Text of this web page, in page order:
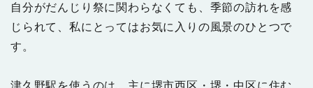
自分がだんじり祭に関わらなくても、季節の訪れを感
じられて、私にとってはお気に入りの風景のひとつで
す。
津久野駅を使うのは、主に堺市西区・堺・中区に住む